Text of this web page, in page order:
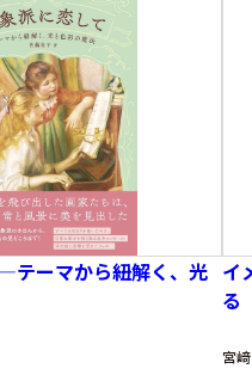
テーマから紐解く、光 イ
る
宮